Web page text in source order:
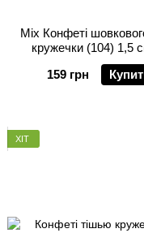
Mix Конфеті
кружечки (104) 1,5
159 грн
ХІТ